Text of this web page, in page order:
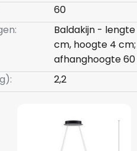
60
Baldakijn -
cm, hoogte 4
afhanghoogte
2,2